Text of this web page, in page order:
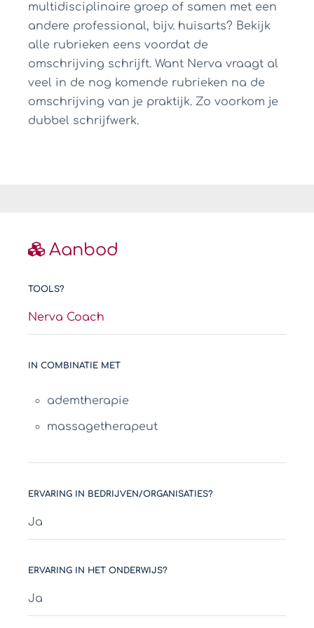
multidisciplinaire groep of samen met een
andere professional, bijv. huisarts? Bekijk
alle rubrieken eens voordat de
omschrijving schrijft. Want Nerva vraagt al
veel in de nog komende rubrieken na de
omschrijving van je praktijk. Zo voorkom je
dubbel schrijfwerk.
Aanbod
TOOLS?
Nerva Coach
IN COMBINATIE MET
ademtherapie
massagetherapeut
ERVARING IN BEDRIJVEN/ORGANISATIES?
Ja
ERVARING IN HET ONDERWIJS?
Ja